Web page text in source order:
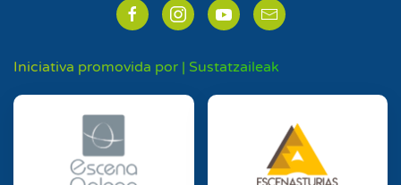
Iniciativa promovida por | Sustatzaileak